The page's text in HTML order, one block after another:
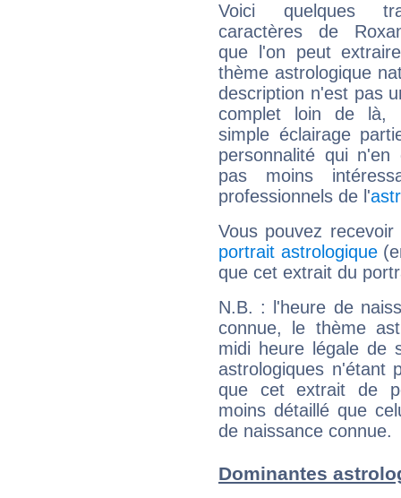
Voici quelques
caractères de
que l'on peut
thème astrologique
description n'est pas
complet loin de là,
simple éclairage
personnalité qui n'en
pas moins
professionnels de l'
Vous pouvez
portrait astrologique
que cet extrait du
N.B. : l'heure de
connue, le thème
midi heure légale de
astrologiques n'étant
que cet extrait de
moins détaillé que
de naissance connue.
Dominantes